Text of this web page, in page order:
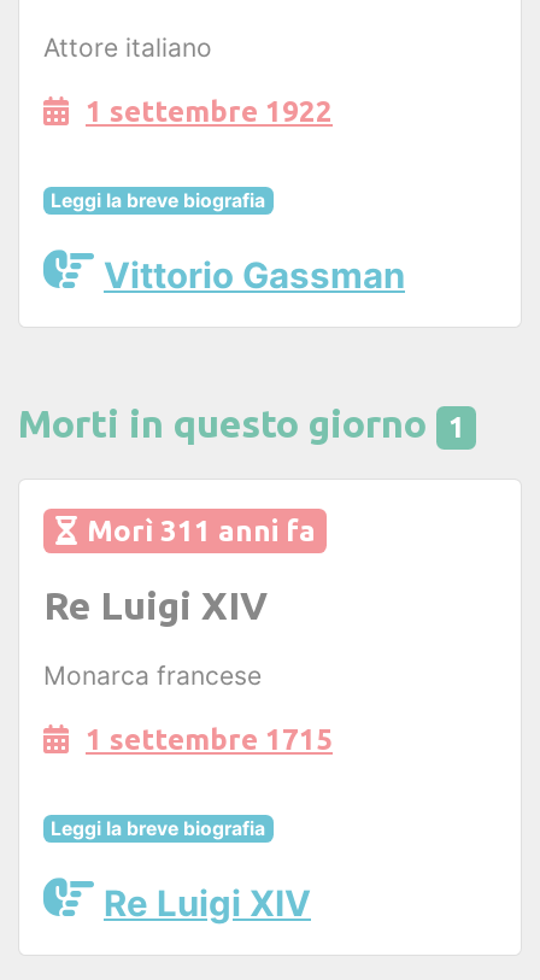
Attore italiano
1 settembre 1922
Leggi la breve biografia
Vittorio Gassman
Morti in questo giorno 1
Morì 311 anni fa
Re Luigi XIV
Monarca francese
1 settembre 1715
Leggi la breve biografia
Re Luigi XIV